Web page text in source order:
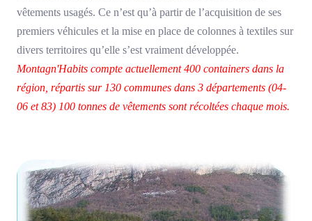
vêtements usagés. Ce n’est qu’à partir de l’acquisition de ses
premiers véhicules et la mise en place de colonnes à textiles sur
divers territoires qu’elle s’est vraiment développée.
Montagn'Habits compte actuellement 400 containers dans la
région, répartis sur 130 communes dans 3 départements (04-
06 et 83) 100 tonnes de vêtements sont récoltées chaque mois.